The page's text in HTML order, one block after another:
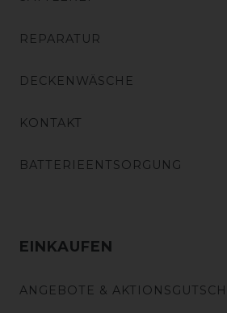
REPARATUR
DECKENWÄSCHE
KONTAKT
BATTERIEENTSORGUNG
EINKAUFEN
ANGEBOTE &